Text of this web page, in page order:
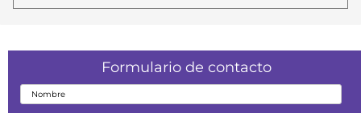
Formulario de contacto